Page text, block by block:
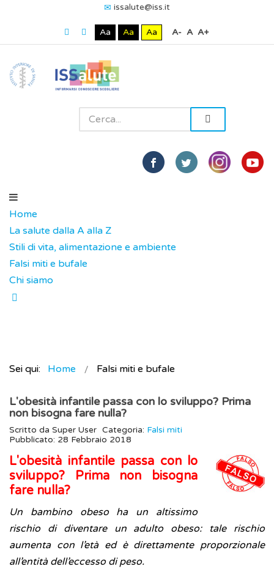
issalute@iss.it
Aa Aa Aa A- A A+
Home
La salute dalla A alla Z
Stili di vita, alimentazione e ambiente
Falsi miti e bufale
Chi siamo
Sei qui: Home Falsi miti e bufale
L'obesità infantile passa con lo sviluppo? Prima
non bisogna fare nulla?
Scritto da Super User Categoria: Falsi miti
Pubblicato: 28 Febbraio 2018
L'obesità infantile passa con lo
sviluppo? Prima non bisogna
fare nulla?
Un bambino obeso ha un altissimo
rischio di diventare un adulto obeso: tale rischio
aumenta con l’età ed è direttamente proporzionale
all’entità dell’eccesso di peso.